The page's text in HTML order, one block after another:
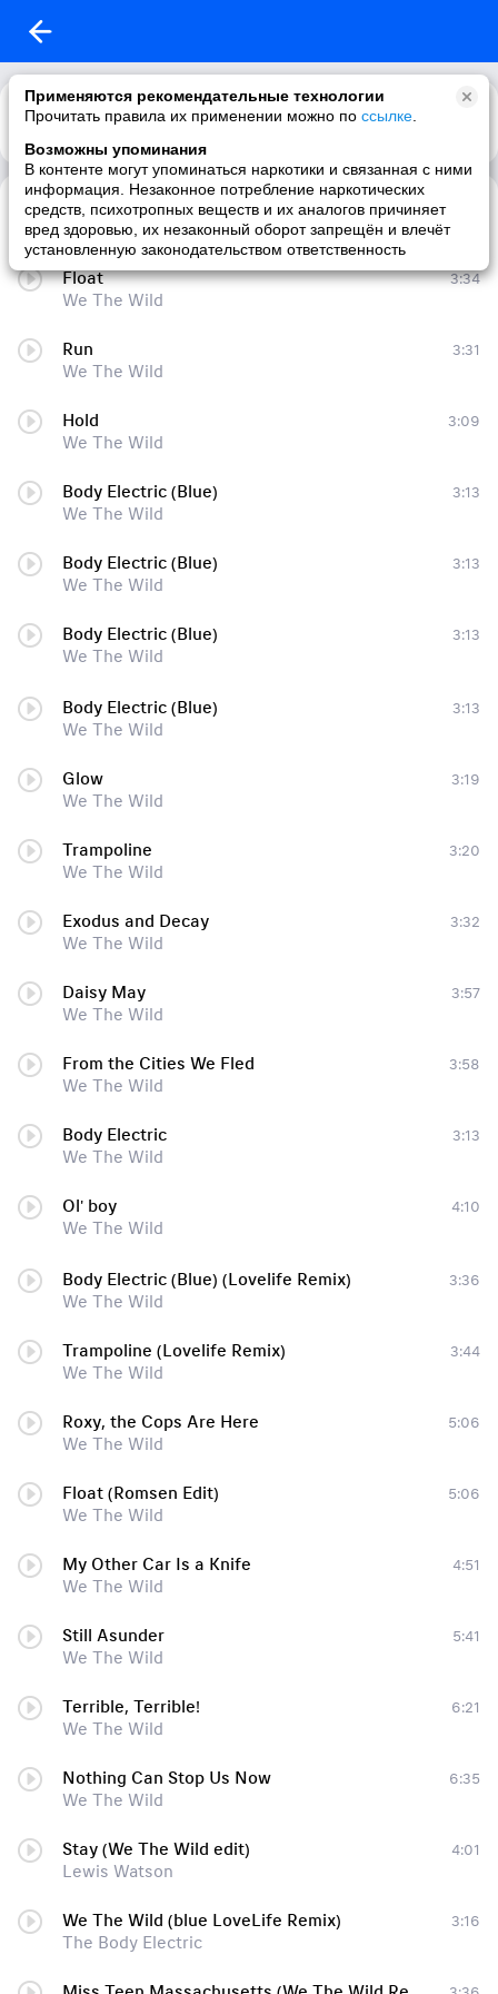
Применяются рекомендательные технологии
Прочитать правила их применении можно по ссылке
Возможны упоминания
В контенте могут упоминаться наркотики и связанная с ними
информация. Незаконное потребление наркотических
средств, психотропных веществ и их аналогов причиняет
вред здоровью, их незаконный оборот запрещён и влечёт
установленную законодательством ответственность
Paper Plane
We The Wild
Float
We The Wild
3:34
Run
We The Wild
3:31
Hold
We The Wild
3:09
Body Electric (Blue)
We The Wild
3:13
Body Electric (Blue)
We The Wild
3:13
Body Electric (Blue)
We The Wild
3:13
Body Electric (Blue)
We The Wild
3:13
Glow
We The Wild
3:19
Trampoline
We The Wild
3:20
Exodus and Decay
We The Wild
3:32
Daisy May
We The Wild
3:57
From the Cities We Fled
We The Wild
3:58
Body Electric
We The Wild
3:13
Ol' boy
We The Wild
4:10
Body Electric (Blue) (Lovelife Remix)
We The Wild
3:36
Trampoline (Lovelife Remix)
We The Wild
3:44
Roxy, the Cops Are Here
We The Wild
5:06
Float (Romsen Edit)
We The Wild
5:06
My Other Car Is a Knife
We The Wild
4:51
Still Asunder
We The Wild
5:41
Terrible, Terrible!
We The Wild
6:21
Nothing Can Stop Us Now
We The Wild
6:35
Stay (We The Wild edit)
Lewis Watson
4:01
We The Wild (blue LoveLife Remix)
The Body Electric
3:16